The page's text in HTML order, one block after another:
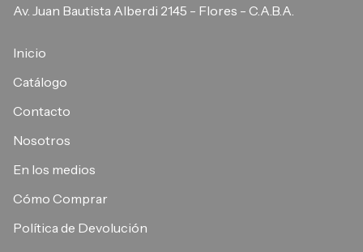
Av. Juan Bautista Alberdi 2145 - Flores - C.A.B.A.
Inicio
Catálogo
Contacto
Nosotros
En los medios
Cómo Comprar
Política de Devolución